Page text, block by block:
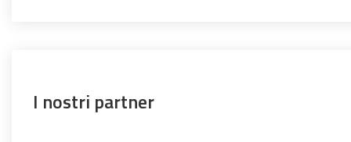
I nostri partner